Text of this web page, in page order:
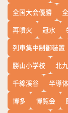
全国大会優勝
再噴火
冠水
列車集中制御装置
勝山小学校
北
千綿渓谷
半導体
博多
博覧会